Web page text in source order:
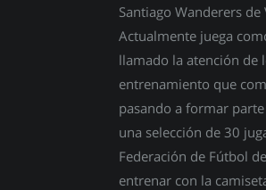
Santiago Wanderers de
Actualmente juega
llamado la atención de
entrenamiento que
pasando a formar
una selección de 30
Federación de Fútbol
entrenar con la